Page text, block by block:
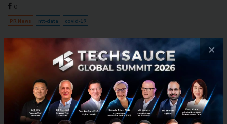
0
PR News ntt-data covid-19
×